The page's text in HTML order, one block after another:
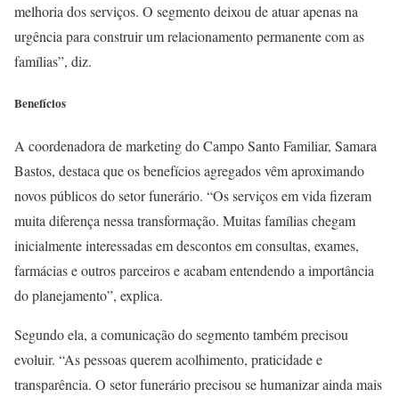
melhoria dos serviços. O segmento deixou de atuar apenas na
urgência para construir um relacionamento permanente com as
famílias”, diz.
Benefícios
A coordenadora de marketing do Campo Santo Familiar, Samara
Bastos, destaca que os benefícios agregados vêm aproximando
novos públicos do setor funerário. “Os serviços em vida fizeram
muita diferença nessa transformação. Muitas famílias chegam
inicialmente interessadas em descontos em consultas, exames,
farmácias e outros parceiros e acabam entendendo a importância
do planejamento”, explica.
Segundo ela, a comunicação do segmento também precisou
evoluir. “As pessoas querem acolhimento, praticidade e
transparência. O setor funerário precisou se humanizar ainda mais